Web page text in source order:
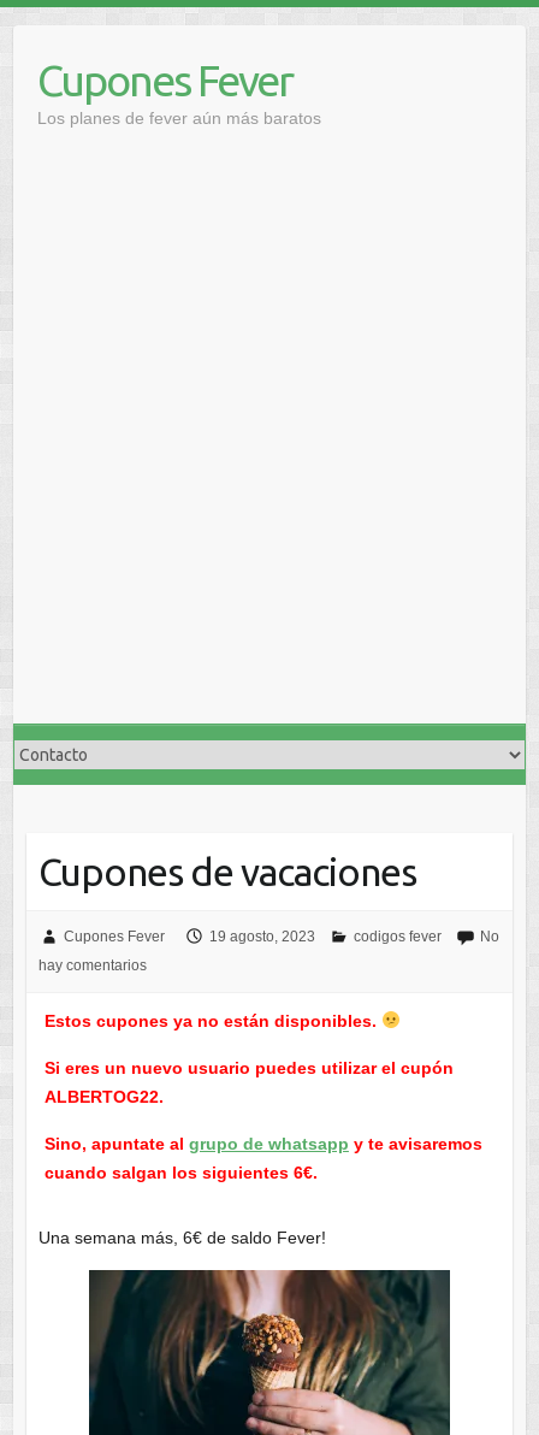
contenidoCupones Fever
Los planes de fever aún más baratos
Cupones de vacaciones
Cupones Fever 19 agosto, 2023 codigos fever
No
hay comentarios
Estos cupones ya no están disponibles.
Si eres un nuevo usuario puedes utilizar el cupón
ALBERTOG22.
Sino, apuntate al grupo de whatsapp y te avisaremos
cuando salgan los siguientes 6€.
Una semana más, 6€ de saldo Fever!